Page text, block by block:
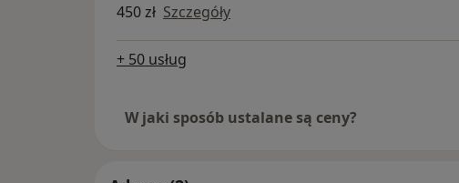
450 zł Szczegóły
+ 50 usług
W jaki sposób ustalane są ceny?